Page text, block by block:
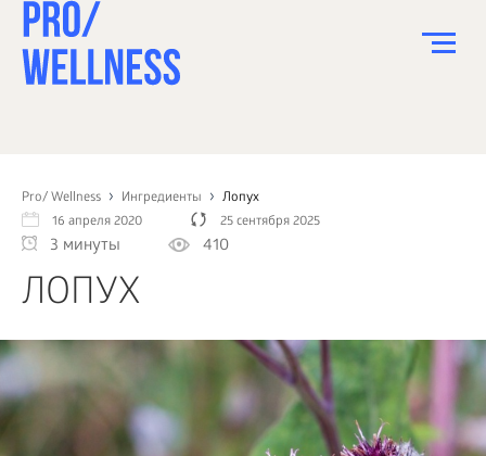
Pro/ Wellness Ингредиенты
Лопух
16 апреля 2020
25 сентября 2025
3 минуты 410
ЛОПУХ
СПОРТ
ЗДОРОВЬЕ
КРАСОТА
ДЕТИ
ДОМ